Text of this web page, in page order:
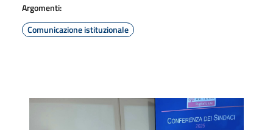
Argomenti:
Comunicazione istituzionale